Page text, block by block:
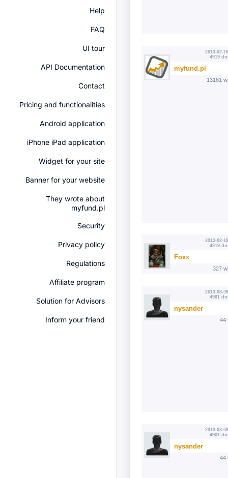
Help
FAQ
UI tour
API Documentation
Contact
Pricing and functionalities
Android application
iPhone iPad application
Widget for your site
Banner for your website
They wrote about
myfund.pl
Security
Privacy policy
Regulations
Affiliate program
Solution for Advisors
Inform your friend
2013-02-
4919
myfund.pl
13161
2013-02-
4919
Foxx
327
2013-03-
4901
nysander
44
2013-03-
4901
nysander
44